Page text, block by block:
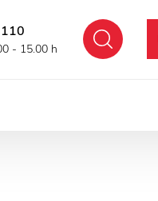
- 15.00 h